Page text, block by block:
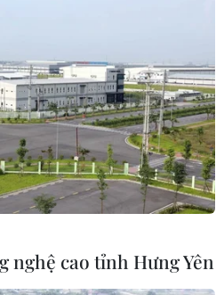
nghệ cao tỉnh Hưng Yên